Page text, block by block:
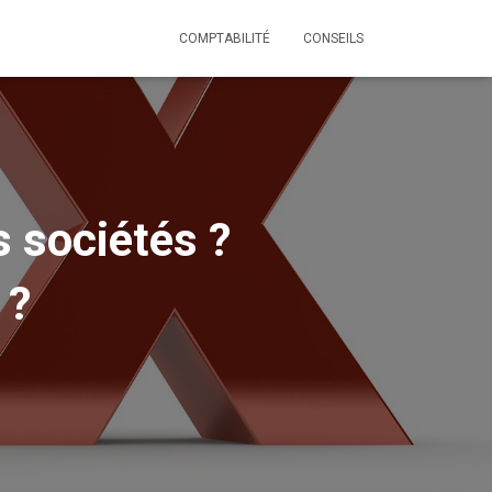
COMPTABILITÉ CONSEILS
sociétés ?